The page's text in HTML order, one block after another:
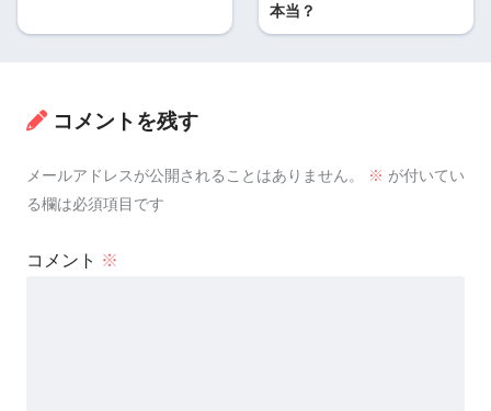
本当？
コメントを残す
メールアドレスが公開されることはありません。 ※ が付いてい
る欄は必須項目です
コメント ※